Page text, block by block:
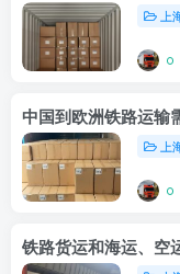
上
中国到欧洲铁路运输
上
铁路货运和海运、空